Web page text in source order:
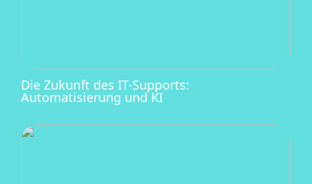
Die Zukunft des IT-Supports:
Automatisierung und KI